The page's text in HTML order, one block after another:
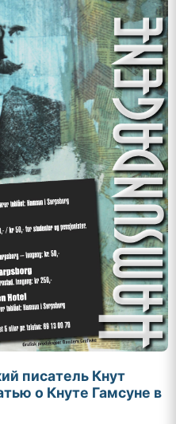
писатель Кнут
о Кнуте Гамсуне в